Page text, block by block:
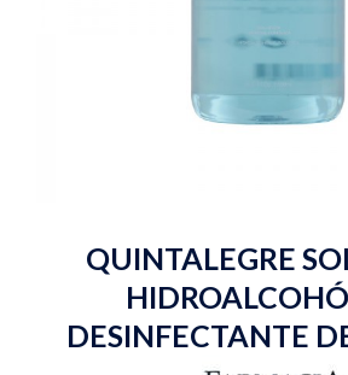
QUINTALEGRE
DESINFECTANTE